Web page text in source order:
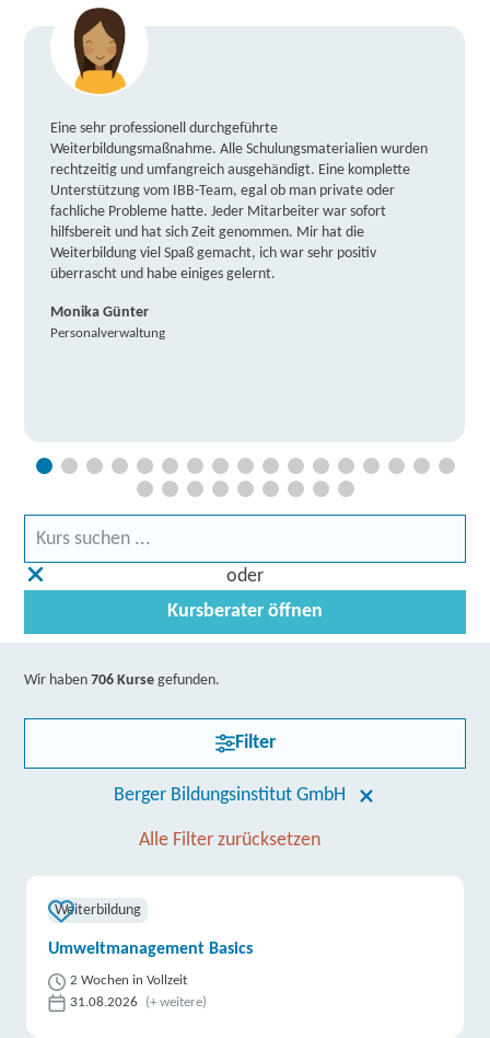
Eine sehr professionell durchgeführte
Weiterbildungsmaßnahme. Alle Schulungsmaterialien wurden
rechtzeitig und umfangreich ausgehändigt. Eine komplette
Unterstützung vom IBB-Team, egal ob man private oder
fachliche Probleme hatte. Jeder Mitarbeiter war sofort
hilfsbereit und hat sich Zeit genommen. Mir hat die
Weiterbildung viel Spaß gemacht, ich war sehr positiv
überrascht und habe einiges gelernt.
Monika Günter
Personalverwaltung
oder
Kursberater öffnen
Wir haben706 Kurse gefunden.
Filter
Berger Bildungsinstitut GmbH
Alle Filter zurücksetzen
Weiterbildung
Umweltmanagement Basics
2 Wochen in Vollzeit
31.08.2026
(+ weitere)